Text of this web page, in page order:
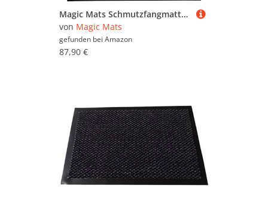
Magic Mats Schmutzfangmatte Türmatte Bern Farbe Anthrazit ca. 120 x 300 cm
von Magic Mats
gefunden bei Amazon
87,90 €